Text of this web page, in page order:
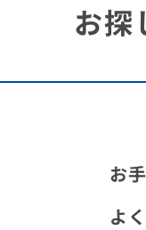
お探
お
よ